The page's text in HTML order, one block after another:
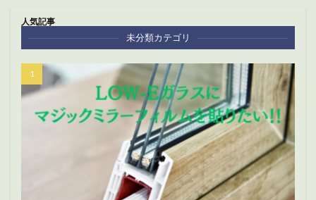
人気記事
未分類カテゴリ